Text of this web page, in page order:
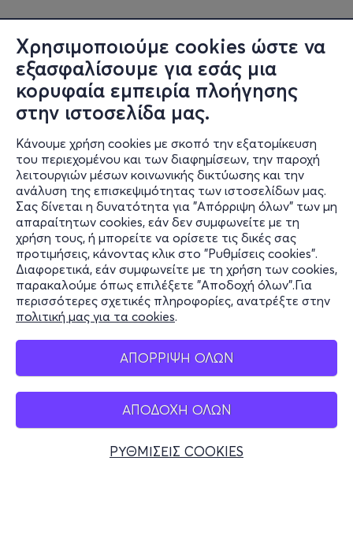
Χρησιμοποιούμε cookies ώστε να
εξασφαλίσουμε για εσάς μια
κορυφαία εμπειρία πλοήγησης
στην ιστοσελίδα μας.
Κάνουμε χρήση cookies με σκοπό την εξατομίκευση
του περιεχομένου και των διαφημίσεων, την παροχή
λειτουργιών μέσων κοινωνικής δικτύωσης και την
ανάλυση της επισκεψιμότητας των ιστοσελίδων μας.
Σας δίνεται η δυνατότητα για "Απόρριψη όλων" των μη
απαραίτητων cookies, εάν δεν συμφωνείτε με τη
χρήση τους, ή μπορείτε να ορίσετε τις δικές σας
προτιμήσεις, κάνοντας κλικ στο "Ρυθμίσεις cookies".
Διαφορετικά, εάν συμφωνείτε με τη χρήση των cookies,
παρακαλούμε όπως επιλέξετε "Αποδοχή όλων".Για
περισσότερες σχετικές πληροφορίες, ανατρέξτε στην
πολιτική μας για τα cookies.
ΑΠΟΡΡΙΨΗ ΟΛΩΝ
ΑΠΟΔΟΧΗ ΟΛΩΝ
ΡΥΘΜΙΣΕΙΣ COOKIES
Πληροφορίες
Υποστήριξη
Stay Connected
Mobile app